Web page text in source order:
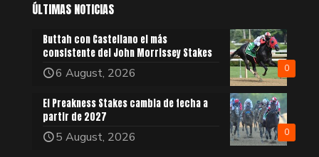
ÚLTIMAS NOTICIAS
0
Buttah con Castellano el más
consistente del John Morrissey Stakes
6 August, 2026
0
El Preakness Stakes cambia de fecha a
partir de 2027
5 August, 2026